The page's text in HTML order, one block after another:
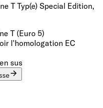
T Typ(e) Special Edition,
T (Euro 5)
l'homologation EC
sus